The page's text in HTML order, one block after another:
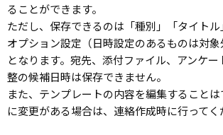
ることができます。
ただし、保存できるのは「種別」「タイト
オプション設定（日時設定のあるものは対
となります。宛先、添付ファイル、アンケ
整の候補日時は保存できません。
また、テンプレートの内容を編集すること
に変更がある場合は、連絡作成時に行ってく